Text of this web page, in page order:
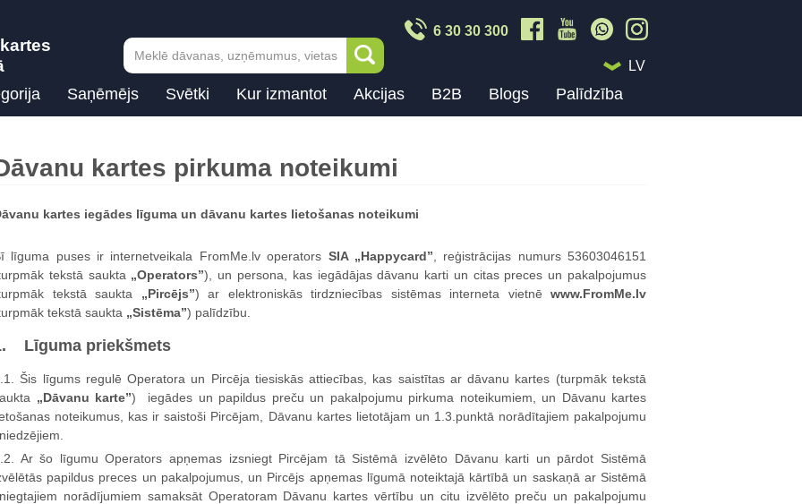
6 30 30 300
LV
Saņēmējs Svētki Kur izmantot Akcijas B2B Blogs Palīdzība
kartes pirkuma noteikumi
kartes iegādes līguma un dāvanu kartes lietošanas noteikumi
līguma puses ir internetveikala FromMe.lv operators SIA „Happycard” , reģistrācijas numurs 53603046151
tekstā saukta „Operators”), un persona, kas iegādājas dāvanu karti un citas preces un pakalpojumus
tekstā saukta „Pircējs”) ar elektroniskās tirdzniecības sistēmas interneta vietnē www.FromMe.lv
tekstā saukta „Sistēma”) palīdzību.
Līguma priekšmets
Šis līgums regulē Operatora un Pircēja tiesiskās attiecības, kas saistītas ar dāvanu kartes (turpmāk tekstā
„Dāvanu karte”) iegādes un papildus preču un pakalpojumu pirkuma noteikumiem, un Dāvanu kartes
noteikumus, kas ir saistoši Pircējam, Dāvanu kartes lietotājam un 1.3.punktā norādītajiem pakalpojumu
Ar šo līgumu Operators apņemas izsniegt Pircējam tā Sistēmā izvēlēto Dāvanu karti un pārdot Sistēmā
papildus preces un pakalpojumus, un Pircējs apņemas līgumā noteiktajā kārtībā un saskaņā ar Sistēmā
norādījumiem samaksāt Operatoram Dāvanu kartes vērtību un citu izvēlēto preču un pakalpojumu